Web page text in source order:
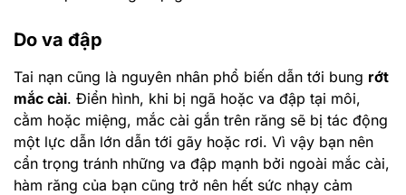
Do va đập
Tai nạn cũng là nguyên nhân phổ biến dẫn tới bung rớt
mắc cài. Điển hình, khi bị ngã hoặc va đập tại môi,
cằm hoặc miệng, mắc cài gắn trên răng sẽ bị tác động
một lực dẫn lớn dẫn tới gãy hoặc rơi. Vì vậy bạn nên
cẩn trọng tránh những va đập mạnh bởi ngoài mắc cài,
hàm răng của bạn cũng trở nên hết sức nhạy cảm